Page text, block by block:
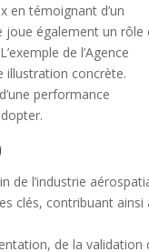
en témoignant d’un
joue également un rôle
de l’Agence
illustration concrète.
performance
de l’industrie
clés, contribuant ainsi
de la validation